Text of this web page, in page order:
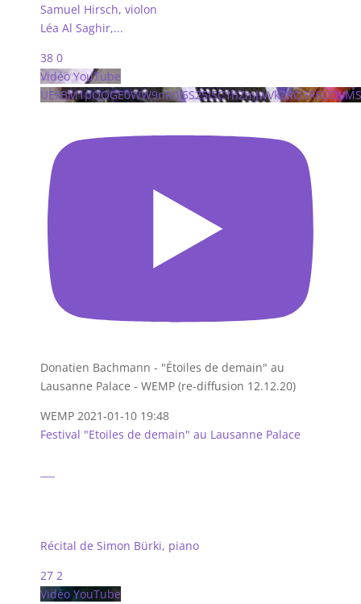
Samuel Hirsch, violon
Léa Al Saghir,...
38 0
Vidéo YouTube
Donatien Bachmann - "Étoiles de demain" au
Lausanne Palace - WEMP (re-diffusion 12.12.20)
WEMP 2021-01-10 19:48
Festival "Etoiles de demain" au Lausanne Palace
Récital de Simon Bürki, piano
27 2
Vidéo YouTube